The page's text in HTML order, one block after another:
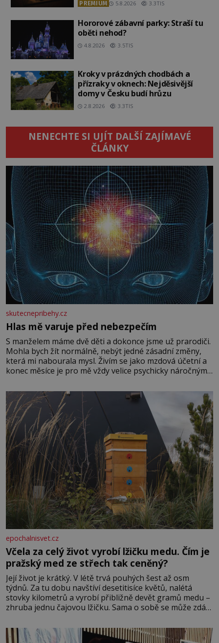
PREMIUM 5.8.2026 3.3TIS
Hororové zábavní parky: Straší tu
oběti nehod?
4.8.2026 3.5TIS
Kroky v prázdných chodbách a
přízraky v oknech: Nejděsivější
domy v Česku budí hrůzu
2.8.2026 3.3TIS
NENECHTE SI UJÍT DALŠÍ ZAJÍMAVÉ
ČLÁNKY
skutecnepribehy.cz
Hlas mě varuje před nebezpečím
S manželem máme dvě děti a dokonce jsme už prarodiči.
Mohla bych žít normálně, nebýt jedné zásadní změny,
která mi nabourala mysl. Živím se jako mzdová účetní a
konec měsíce je pro mě vždy velice psychicky náročným
dál častěji volá o pomoc, co se hlídání týče. Dalo by se
epochalnisvet.cz
Včela za celý život vyrobí lžičku medu. Čím je
pražský med ze střech tak ceněný?
Její život je krátký. V létě trvá pouhých šest až osm
týdnů. Za tu dobu navštíví desetitisíce květů, nalétá
stovky kilometrů a vyrobí přibližně devět gramů medu –
zhruba jednu čajovou lžičku. Sama o sobě se může zdát
tisíc příslušnic svého včelstva, vznikne jeden z
nejdokonalejších organismů